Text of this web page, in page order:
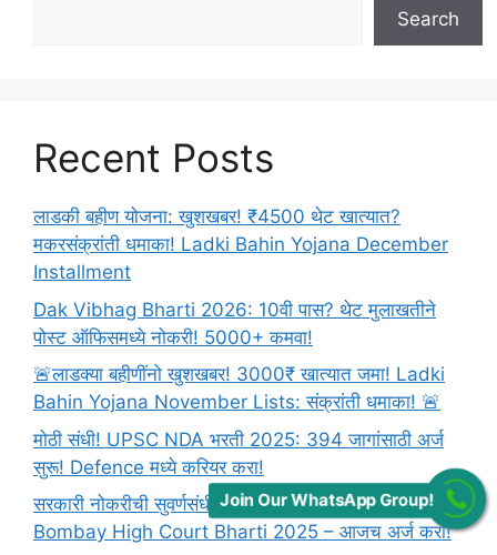
करा!
Search
Recent Posts
लाडकी बहीण योजना: खुशखबर! ₹4500 थेट खात्यात?
मकरसंक्रांती धमाका! Ladki Bahin Yojana December
Installment
Dak Vibhag Bharti 2026: 10वी पास? थेट मुलाखतीने
पोस्ट ऑफिसमध्ये नोकरी! 5000+ कमवा!
🚨लाडक्या बहीणींनो खुशखबर! 3000₹ खात्यात जमा! Ladki
Bahin Yojana November Lists: संक्रांती धमाका! 🚨
मोठी संधी! UPSC NDA भरती 2025: 394 जागांसाठी अर्ज
सुरू! Defence मध्ये करियर करा!
सरकारी नोकरीची सुवर्णसंधी! मुंबई उच्च न्यायालय भरती 2025 |
Bombay High Court Bharti 2025 – आजच अर्ज करा!
Join Our WhatsApp Group!